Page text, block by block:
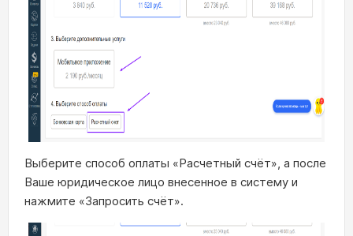
Выберите способ оплаты «Расчетный счёт», а после
Ваше юридическое лицо внесенное в систему и
нажмите «Запросить счёт».